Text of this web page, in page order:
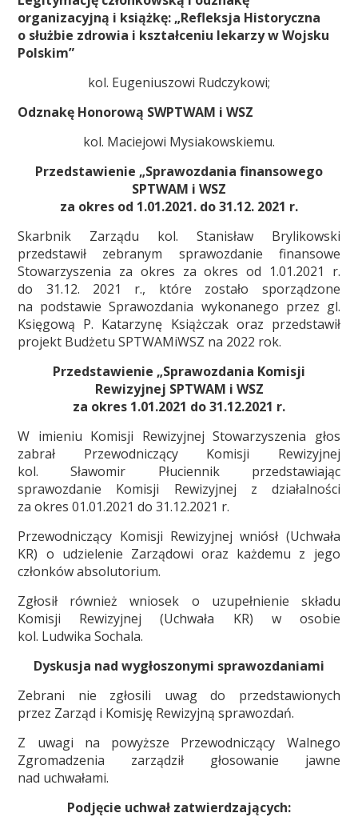
organizacyjną i książkę: „Refleksja Historyczna
o służbie zdrowia i kształceniu lekarzy w Wojsku
Polskim”
kol. Eugeniuszowi Rudczykowi;
Odznakę Honorową SWPTWAM i WSZ
kol. Maciejowi Mysiakowskiemu.
Przedstawienie „Sprawozdania finansowego
SPTWAM i WSZ
za okres od 1.01.2021. do 31.12. 2021 r.
Skarbnik Zarządu kol. Stanisław Brylikowski
przedstawił zebranym sprawozdanie finansowe
Stowarzyszenia za okres za okres od 1.01.2021 r.
do 31.12. 2021 r., które zostało sporządzone
na podstawie Sprawozdania wykonanego przez gl.
Księgową P. Katarzynę Książczak oraz przedstawił
projekt Budżetu SPTWAMiWSZ na 2022 rok.
Przedstawienie „Sprawozdania Komisji
Rewizyjnej SPTWAM i WSZ
za okres 1.01.2021 do 31.12.2021 r.
W imieniu Komisji Rewizyjnej Stowarzyszenia głos
zabrał Przewodniczący Komisji Rewizyjnej
kol. Sławomir Płuciennik przedstawiając
sprawozdanie Komisji Rewizyjnej z działalności
za okres 01.01.2021 do 31.12.2021 r.
Przewodniczący Komisji Rewizyjnej wniósł (Uchwała
KR) o udzielenie Zarządowi oraz każdemu z jego
członków absolutorium.
Zgłosił również wniosek o uzupełnienie składu
Komisji Rewizyjnej (Uchwała KR) w osobie
kol. Ludwika Sochala.
Dyskusja nad wygłoszonymi sprawozdaniami
Zebrani nie zgłosili uwag do przedstawionych
przez Zarząd i Komisję Rewizyjną sprawozdań.
Z uwagi na powyższe Przewodniczący Walnego
Zgromadzenia zarządził głosowanie jawne
nad uchwałami.
Podjęcie uchwał zatwierdzających: